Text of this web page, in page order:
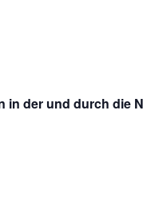
in der und durch die